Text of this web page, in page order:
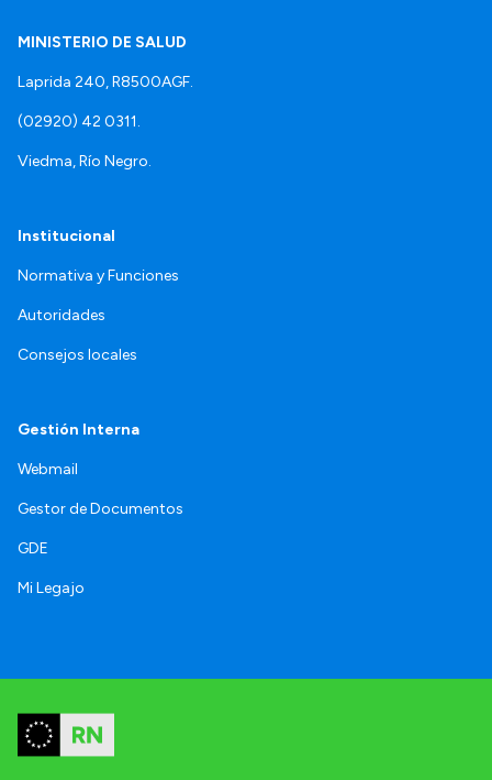
MINISTERIO DE SALUD
Laprida 240, R8500AGF.
(02920) 42 0311.
Viedma, Río Negro.
Institucional
Normativa y Funciones
Autoridades
Consejos locales
Gestión Interna
Webmail
Gestor de Documentos
GDE
Mi Legajo